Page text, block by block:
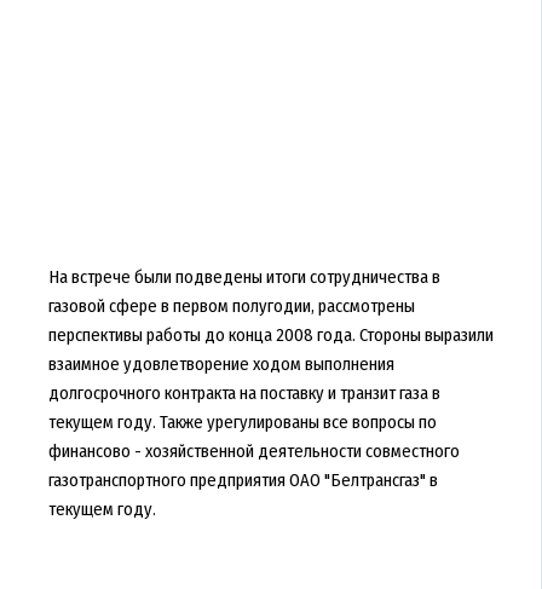
На встрече были подведены итоги сотрудничества в
газовой сфере в первом полугодии, рассмотрены
перспективы работы до конца 2008 года. Стороны выразили
взаимное удовлетворение ходом выполнения
долгосрочного контракта на поставку и транзит газа в
текущем году. Также урегулированы все вопросы по
финансово - хозяйственной деятельности совместного
газотранспортного предприятия ОАО "Белтрансгаз" в
текущем году.